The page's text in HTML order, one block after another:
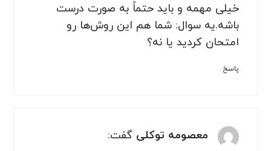
خیلی مهمه و باید حتماً به صورت درست
باشه.یه سوال: شما هم این روش‌ها رو
امتحان کردید یا نه؟
پاسخ
معصومه توکلی گفت: